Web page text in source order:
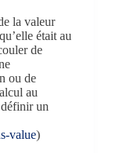
la valeur
était au
de
ou de
au
un
value)